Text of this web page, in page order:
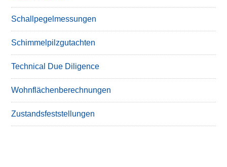
Schallpegelmessungen
Schimmelpilzgutachten
Technical Due Diligence
Wohnflächenberechnungen
Zustandsfeststellungen